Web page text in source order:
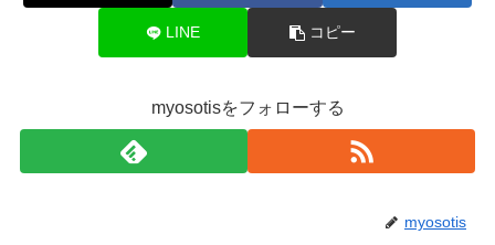
LINE コピー
myosotisをフォローする
myosotis